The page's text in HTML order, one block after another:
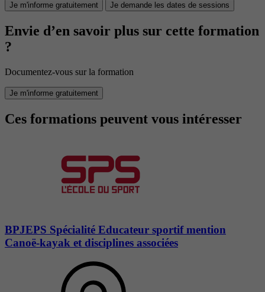
Je m'informe gratuitement Je demande les dates de sessions
Envie d’en savoir plus sur cette formation
?
Documentez-vous sur la formation
Je m'informe gratuitement
Ces formations peuvent vous intéresser
BPJEPS Spécialité Educateur sportif mention
Canoë-kayak et disciplines associées